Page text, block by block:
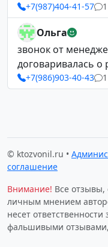
+7(987)404-41-57 1
Ольга
звонок от
договаривалась о
+7(986)903-40-43 1
© ktozvonil.ru •
соглашение
Внимание! Все отзывы,
личным мнением
несет
фальшивыми отзывами,